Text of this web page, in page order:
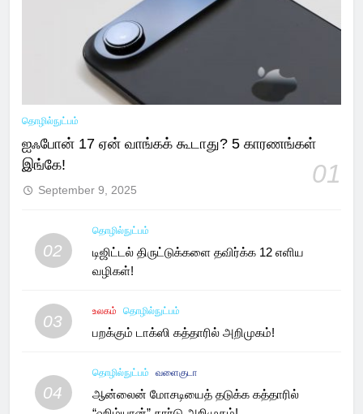
தொழில்நுட்பம்
ஐஃபோன் 17 ஏன் வாங்கக் கூடாது? 5 காரணங்கள்
இங்கே!
01
September 9, 2025
02
தொழில்நுட்பம்
டிஜிட்டல் திருட்டுக்களை தவிர்க்க 12 எளிய
வழிகள்!
03
உலகம் தொழில்நுட்பம்
பறக்கும் டாக்ஸி கத்தாரில் அறிமுகம்!
04
தொழில்நுட்பம் வளைகுடா
ஆன்லைன் மோசடியைத் தடுக்க கத்தாரில்